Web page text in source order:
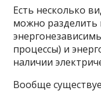
Есть несколько
можно разделить
процессы) и
наличии
Вообще